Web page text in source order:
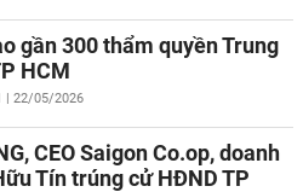
gần 300 thẩm quyền Trung
HCM
| 22/05/2026
CEO Saigon Co.op, doanh
Tín trúng cử HĐND TP